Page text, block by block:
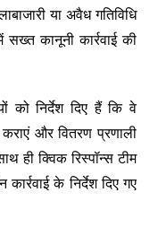
या अवैध गतिविधि
सख्त कानूनी कार्रवाई की
को निर्देश दिए हैं कि वे
कराएं और वितरण प्रणाली
ही क्विक रिस्पॉन्स टीम
के निर्देश दिए गए